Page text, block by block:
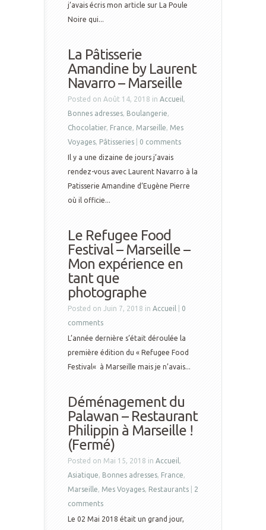
j’avais écris mon article sur La Poule
Noire qui...
La Pâtisserie
Amandine by Laurent
Navarro – Marseille
Posted on Août 14, 2018 in Accueil ,
Bonnes adresses, Boulangerie,
Chocolatier, France, Marseille, Mes
Voyages, Pâtisseries
0 comments
Il y a une dizaine de jours j’avais
rendez-vous avec Laurent Navarro à la
Patisserie Amandine d’Eugène Pierre
où il officie...
Le Refugee Food
Festival – Marseille –
Mon expérience en
tant que
photographe
Posted on Juin 7, 2018 in Accueil
0
comments
L’année dernière s’était déroulée la
première édition du « Refugee Food
Festival« à Marseille mais je n’avais...
Déménagement du
Palawan – Restaurant
Philippin à Marseille !
(Fermé)
Posted on Mai 15, 2018 in Accueil ,
Asiatique, Bonnes adresses, France,
Marseille, Mes Voyages, Restaurants
2
comments
Le 02 Mai 2018 était un grand jour,